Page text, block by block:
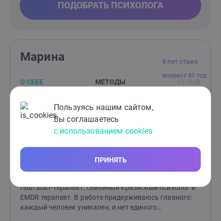
Пользуясь нашим сайтом,
Вы соглашаетесь
с использованием cookies
ПРИНЯТЬ
ПОДОБРАТЬ ПСИХОЛОГА
8 лет стажа
возраст 41 год
рейтинг 5/5
Марина
О СЕБЕ МЕТОДЫ
Детский психолог диплом проверен
помогла 139 клиентам 7 отзывов
вам сейчас тревожно, пусто или внутри уже давно
"зреет" некомфортное состояние, вы устали
притворяться, что всё в порядке — вы уже сделали
гештальт-терапевт, семейный кризисный психолог и
EMDR терапевт. В работе придерживаюсь главного:
каждый человек уникален, и нет единого